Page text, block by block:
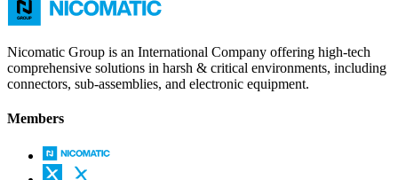
Nicomatic Group is an International Company offering high-tech
comprehensive solutions in harsh & critical environments, including
connectors, sub-assemblies, and electronic equipment.
Members